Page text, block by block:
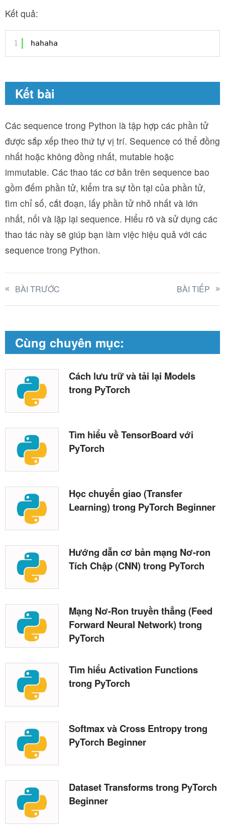
Kết quả:
1 hahaha
Kết bài
Các sequence trong Python là tập hợp các phần tử
được sắp xếp theo thứ tự vị trí. Sequence có thể đồng
nhất hoặc không đồng nhất, mutable hoặc
immutable. Các thao tác cơ bản trên sequence bao
gồm đếm phần tử, kiểm tra sự tồn tại của phần tử,
tìm chỉ số, cắt đoạn, lấy phần tử nhỏ nhất và lớn
nhất, nối và lặp lại sequence. Hiểu rõ và sử dụng các
thao tác này sẽ giúp bạn làm việc hiệu quả với các
sequence trong Python.
BÀI TRƯỚC BÀI TIẾP
Cùng chuyên mục:
Cách lưu trữ và tải lại Models
trong PyTorch
Tìm hiểu về TensorBoard với
PyTorch
Học chuyển giao (Transfer
Learning) trong PyTorch Beginner
Hướng dẫn cơ bản mạng Nơ-ron
Tích Chập (CNN) trong PyTorch
Mạng Nơ-Ron truyền thẳng (Feed
Forward Neural Network) trong
PyTorch
Tìm hiểu Activation Functions
trong PyTorch
Softmax và Cross Entropy trong
PyTorch Beginner
Dataset Transforms trong PyTorch
Beginner